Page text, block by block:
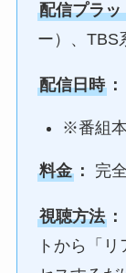
配信プラ
ー）、TBS
配信日時 ：
※番組本
料金 ： 完
視聴方法 ：
トから「